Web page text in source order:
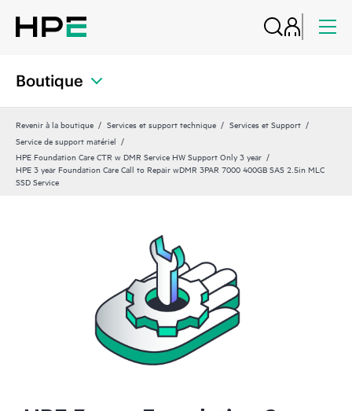
Boutique
Revenir à la boutique Services et support technique
Services et Support
Service de support matériel
HPE Foundation Care CTR w DMR Service HW Support Only 3 year
HPE 3 year Foundation Care Call to Repair wDMR 3PAR 7000 400GB SAS 2.5in MLC
SSD Service